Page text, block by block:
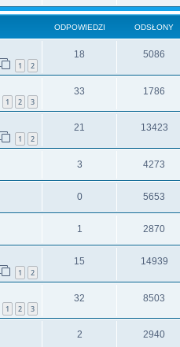
ODPOWIEDZI ODSŁONY
1 2
18 5086
1 2 3
33 1786
1 2
21 13423
3 4273
0 5653
1 2870
1 2
15 14939
1 2 3
32 8503
2 2940